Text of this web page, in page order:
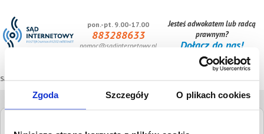
Zgoda Szczegóły O plikach cookies
pon.-pt. 9.00-17.00
883288633
pomoc@sadinternetowy.pl
Jesteś adwokatem lub radcą
prawnym?
Dołącz do nas!
Sąd internetowy